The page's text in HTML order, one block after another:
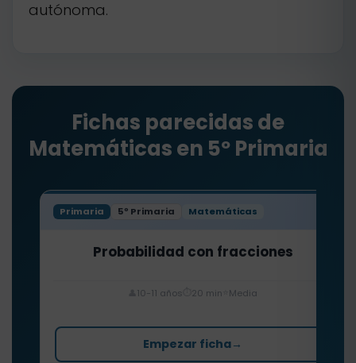
autónoma.
Fichas parecidas de
Matemáticas en 5º Primaria
Primaria 5º Primaria Matemáticas
Probabilidad con fracciones
10-11 años 20 min Media
Empezar ficha→